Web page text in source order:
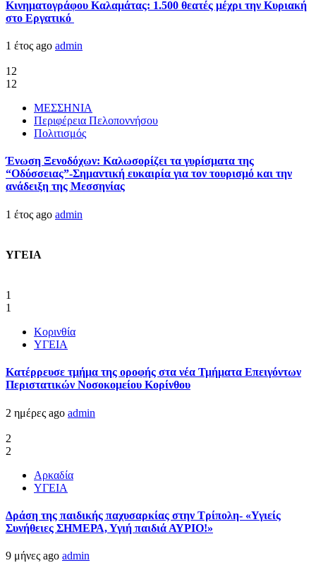
Κινηματογράφου Καλαμάτας: 1.500 θεατές μέχρι την Κυριακή
στο Εργατικό
1 έτος ago admin
12
12
ΜΕΣΣΗΝΙΑ
Περιφέρεια Πελοποννήσου
Πολιτισμός
Ένωση Ξενοδόχων: Καλωσορίζει τα γυρίσματα της
“Οδύσσειας”-Σημαντική ευκαιρία για τον τουρισμό και την
ανάδειξη της Μεσσηνίας
1 έτος ago admin
ΥΓΕΙΑ
1
1
Κορινθία
ΥΓΕΙΑ
Kατέρρευσε τμήμα της οροφής στα νέα Τμήματα Επειγόντων
Περιστατικών Νοσοκομείου Κορίνθου
2 ημέρες ago admin
2
2
Αρκαδία
ΥΓΕΙΑ
Δράση της παιδικής παχυσαρκίας στην Τρίπολη- «Υγιείς
Συνήθειες ΣΗΜΕΡΑ, Υγιή παιδιά ΑΥΡΙΟ!»
9 μήνες ago admin